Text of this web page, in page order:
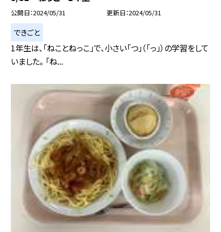
公開日 2024/05/31 更新日 2024/05/31
できごと
1年生は、「ねことねっこ」で、小さい「つ」（「っ」）の学習をして
いました。 「ね...